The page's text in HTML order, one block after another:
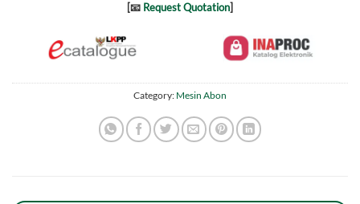
[📧 Request Quotation]
Category: Mesin Abon